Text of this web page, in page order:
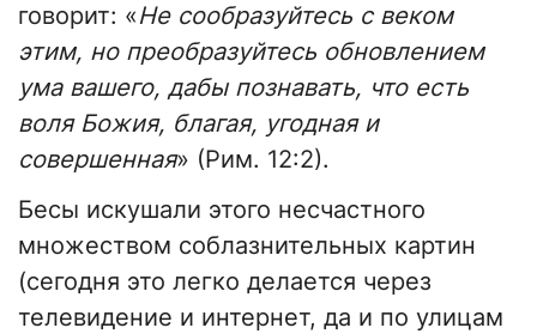
говорит: «Не сообразуйтесь с веком
этим, но преобразуйтесь обновлением
ума вашего, дабы познавать, что есть
воля Божия, благая, угодная и
совершенная» (Рим. 12:2).
Бесы искушали этого несчастного
множеством соблазнительных картин
(сегодня это легко делается через
телевидение и интернет, да и по улицам